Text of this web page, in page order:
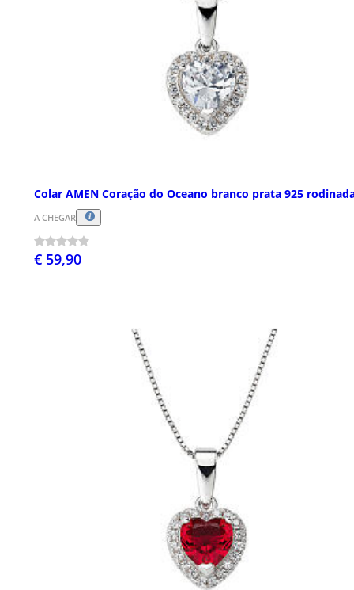
Colar AMEN Coração do Oceano branco prata 925
A CHEGAR
€ 59,90